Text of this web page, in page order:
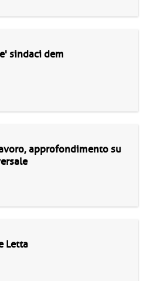
sindaci dem
approfondimento su
Letta